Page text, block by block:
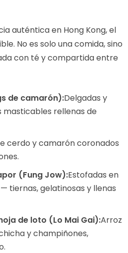
auténtica en Hong Kong, el
No es solo una comida, sino
con té y compartida entre
de camarón):Delgadas y
rellenas de
cerdo y camarón coronados
(Fung Jow):Estofadas en
tiernas, gelatinosas y llenas
de loto (Lo Mai Gai):Arroz
y champiñones,